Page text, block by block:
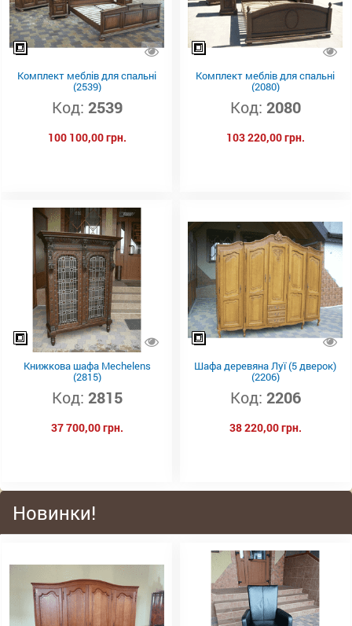
Комплект меблів для спальні
(2539)
Код: 2539
100 100,00 грн.
Комплект меблів для спальні
(2080)
Код: 2080
103 220,00 грн.
Книжкова шафа Mechelens
(2815)
Код: 2815
37 700,00 грн.
Шафа деревяна Луї (5 дверок)
(2206)
Код: 2206
38 220,00 грн.
Новинки!